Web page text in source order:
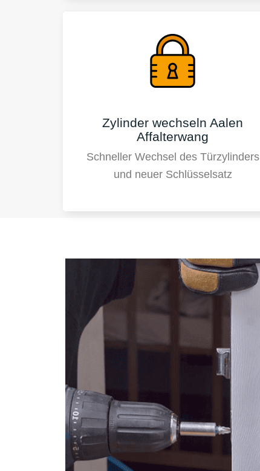
Zylinder wechseln Aalen
Affalterwang
Schneller Wechsel des Türzylinders
und neuer Schlüsselsatz